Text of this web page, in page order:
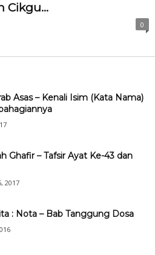
Cikgu...
0
Asas – Kenali Isim (Kata Nama)
Ghafir – Tafsir Ayat Ke-43 dan
2017
: Nota – Bab Tanggung Dosa